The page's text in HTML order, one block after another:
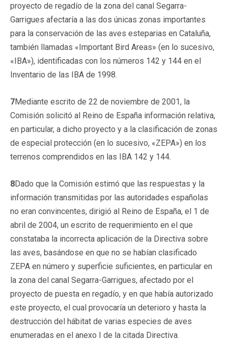
proyecto de regadío de la zona del canal Segarra-
Garrigues afectaría a las dos únicas zonas importantes
para la conservación de las aves esteparias en Cataluña,
también llamadas «Important Bird Areas» (en lo sucesivo,
«IBA»), identificadas con los números 142 y 144 en el
Inventario de las IBA de 1998.
7Mediante escrito de 22 de noviembre de 2001, la
Comisión solicitó al Reino de España información relativa,
en particular, a dicho proyecto y a la clasificación de zonas
de especial protección (en lo sucesivo, «ZEPA») en los
terrenos comprendidos en las IBA 142 y 144.
8Dado que la Comisión estimó que las respuestas y la
información transmitidas por las autoridades españolas
no eran convincentes, dirigió al Reino de España, el 1 de
abril de 2004, un escrito de requerimiento en el que
constataba la incorrecta aplicación de la Directiva sobre
las aves, basándose en que no se habían clasificado
ZEPA en número y superficie suficientes, en particular en
la zona del canal Segarra-Garrigues, afectado por el
proyecto de puesta en regadío, y en que había autorizado
este proyecto, el cual provocaría un deterioro y hasta la
destrucción del hábitat de varias especies de aves
enumeradas en el anexo I de la citada Directiva.